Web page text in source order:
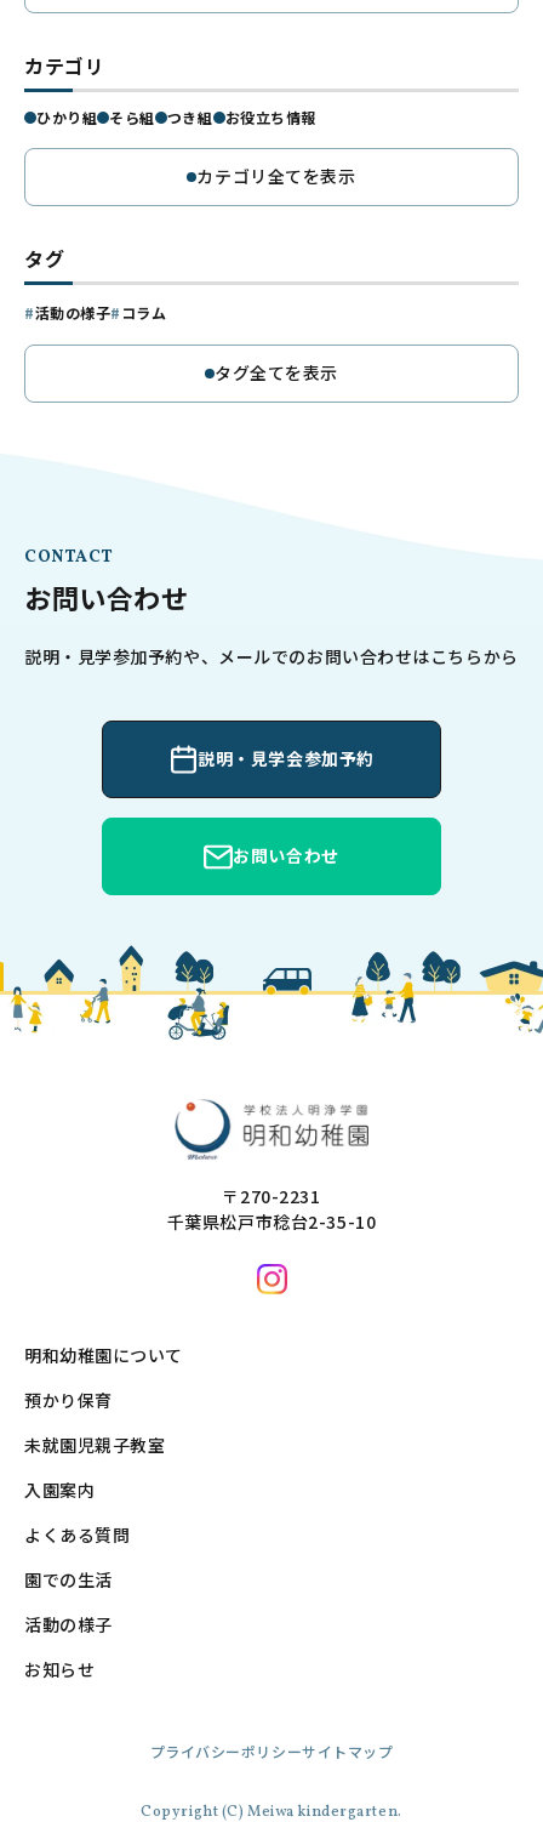
カテゴリ
ひかり組 そら組 つき組 お役立ち情報
カテゴリ全てを表示
タグ
活動の様子 コラム
タグ全てを表示
CONTACT
お問い合わせ
説明・見学参加予約や、メールでのお問い合わせはこちらから
説明・見学会参加予約
お問い合わせ
〒270-2231
千葉県松戸市稔台2-35-10
明和幼稚園について
預かり保育
未就園児親子教室
入園案内
よくある質問
園での生活
活動の様子
お知らせ
プライバシーポリシーサイトマップ
Copyright (C) Meiwa kindergarten.